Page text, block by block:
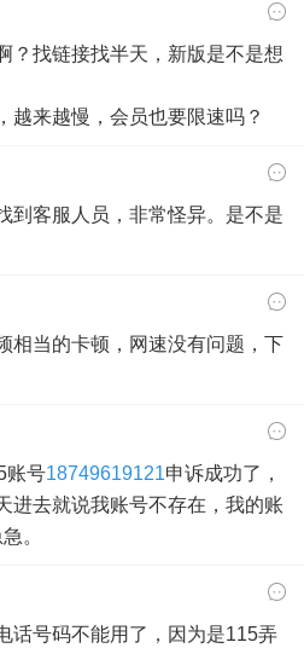
？找链接找半天，新版是不是想
越来越慢，会员也要限速吗？
到客服人员，非常怪异。是不是
相当的卡顿，网速没有问题，下
账号18749619121申诉成功了，
进去就说我账号不存在，我的账
。
话号码不能用了，因为是115弄